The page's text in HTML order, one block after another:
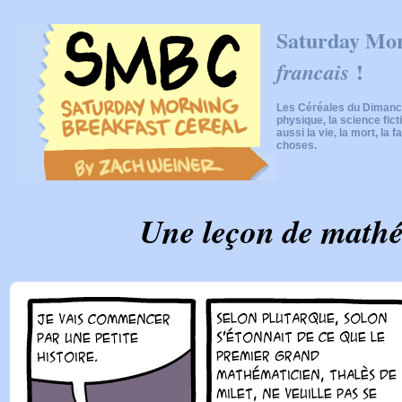
Saturday
francais !
Les Céréales du
physique, la science
aussi la vie, la mort, la
choses.
Une leçon de